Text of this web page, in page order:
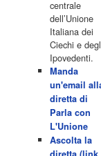
programmiTv -
Programmi 2/3
TG5 Mattina
13.00 2/3 13.00
Uomini e donne
milionario 20.00
Telefilm:Amiche
Acor3.it
programmiTv -
Programmi 05.40
centrale
dell’Unione
Italiana dei
Ciechi e
Ipovedenti.
Manda
un'email
diretta di
Parla con
L'Unione
Ascolta la